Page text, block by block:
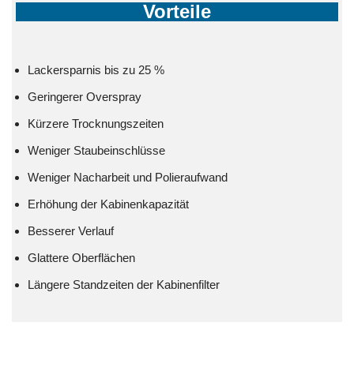
Vorteile
Lackersparnis bis zu 25 %
Geringerer Overspray
Kürzere Trocknungszeiten
Weniger Staubeinschlüsse
Weniger Nacharbeit und Polieraufwand
Erhöhung der Kabinenkapazität
Besserer Verlauf
Glattere Oberflächen
Längere Standzeiten der Kabinenfilter